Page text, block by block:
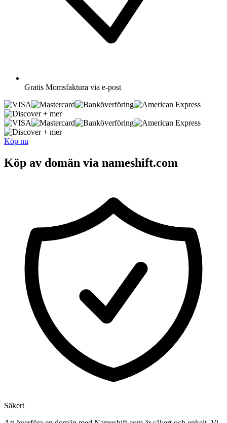
Gratis Momsfaktura via e-post
+ mer
+ mer
Köp nu
Köp av domän via nameshift.com
Säkert